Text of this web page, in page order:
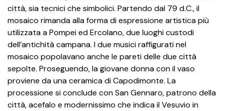
città, sia tecnici che simbolici. Partendo dal 79 d.C., il
mosaico rimanda alla forma di espressione artistica più
utilizzata a Pompei ed Ercolano, due luoghi custodi
dell’antichità campana. I due musici raffigurati nel
mosaico popolavano anche le pareti delle due città
sepolte. Proseguendo, la giovane donna con il vaso
proviene da una ceramica di Capodimonte. La
processione si conclude con San Gennaro, patrono della
città, acefalo e modernissimo che indica il Vesuvio in